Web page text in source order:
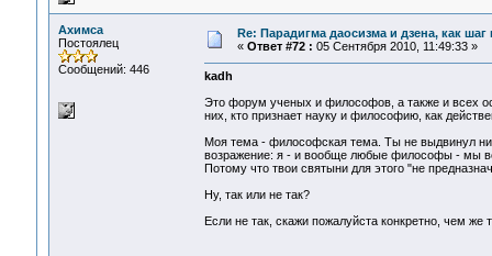
Ахимса
Постоялец
Сообщений: 446
Re: Парадигма даосизма и дзена, как
« Ответ #72 : 05 Сентября 2010, 11:49:33 »
kadh
Это форум ученых и философов, а также и всех
них, кто признает науку и философию, как
Моя тема - философская тема. Ты не выдвинул
возражение: я - и вообще любые философы - мы
Потому что твои святыни для этого "не
Ну, так или не так?
Если не так, скажи пожалуйста конкретно, чем